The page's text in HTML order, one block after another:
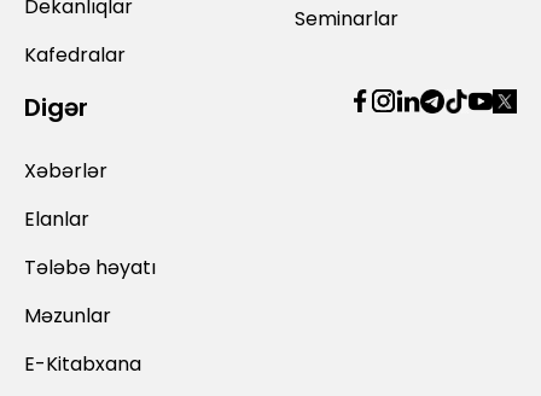
Dekanlıqlar
Kafedralar
Seminarlar
Digər
Xəbərlər
Elanlar
Tələbə həyatı
Məzunlar
E-Kitabxana